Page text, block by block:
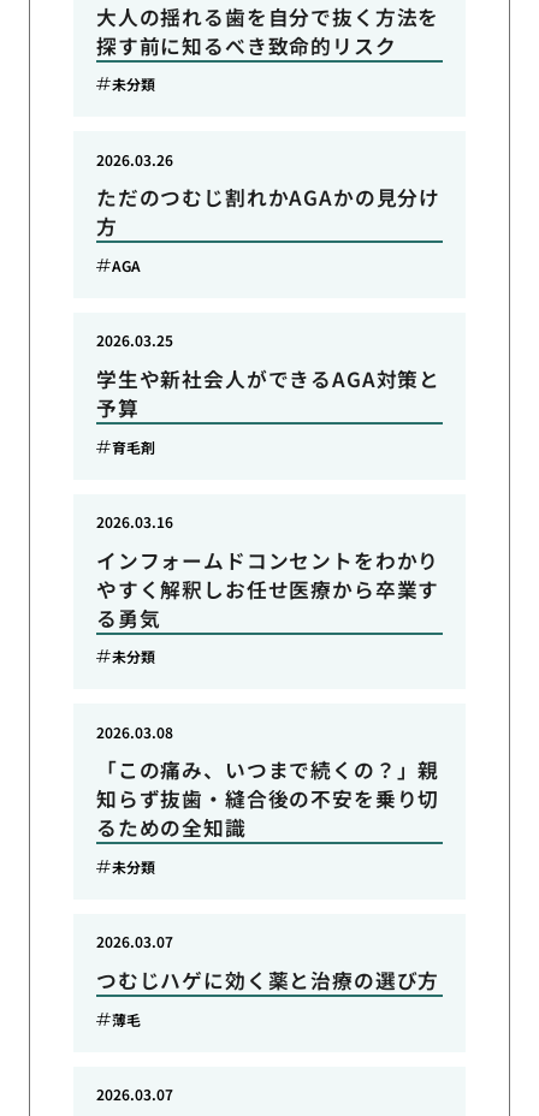
大人の揺れる歯を自分で抜く方法を
探す前に知るべき致命的リスク
未分類
ただのつむじ割れかAGAかの見分け
方
2026.03.26
AGA
学生や新社会人ができるAGA対策と
予算
2026.03.25
育毛剤
インフォームドコンセントをわかり
やすく解釈しお任せ医療から卒業す
る勇気
2026.03.16
未分類
「この痛み、いつまで続くの？」親
知らず抜歯・縫合後の不安を乗り切
るための全知識
2026.03.08
未分類
つむじハゲに効く薬と治療の選び方
2026.03.07
薄毛
2026.03.07